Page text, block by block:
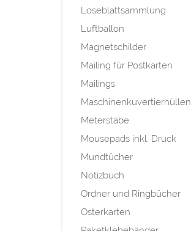
Loseblattsammlung
Luftballon
Magnetschilder
Mailing für Postkarten
Mailings
Maschinenkuvertierhüllen
Meterstäbe
Mousepads inkl. Druck
Mundtücher
Notizbuch
Ordner und Ringbücher
Osterkarten